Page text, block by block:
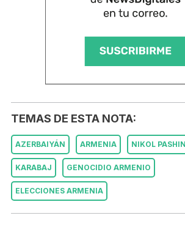
TEMAS DE ESTA NOTA:
AZERBAIYÁN ARMENIA NIKOL
KARABAJ GENOCIDIO ARMENIO
ELECCIONES ARMENIA